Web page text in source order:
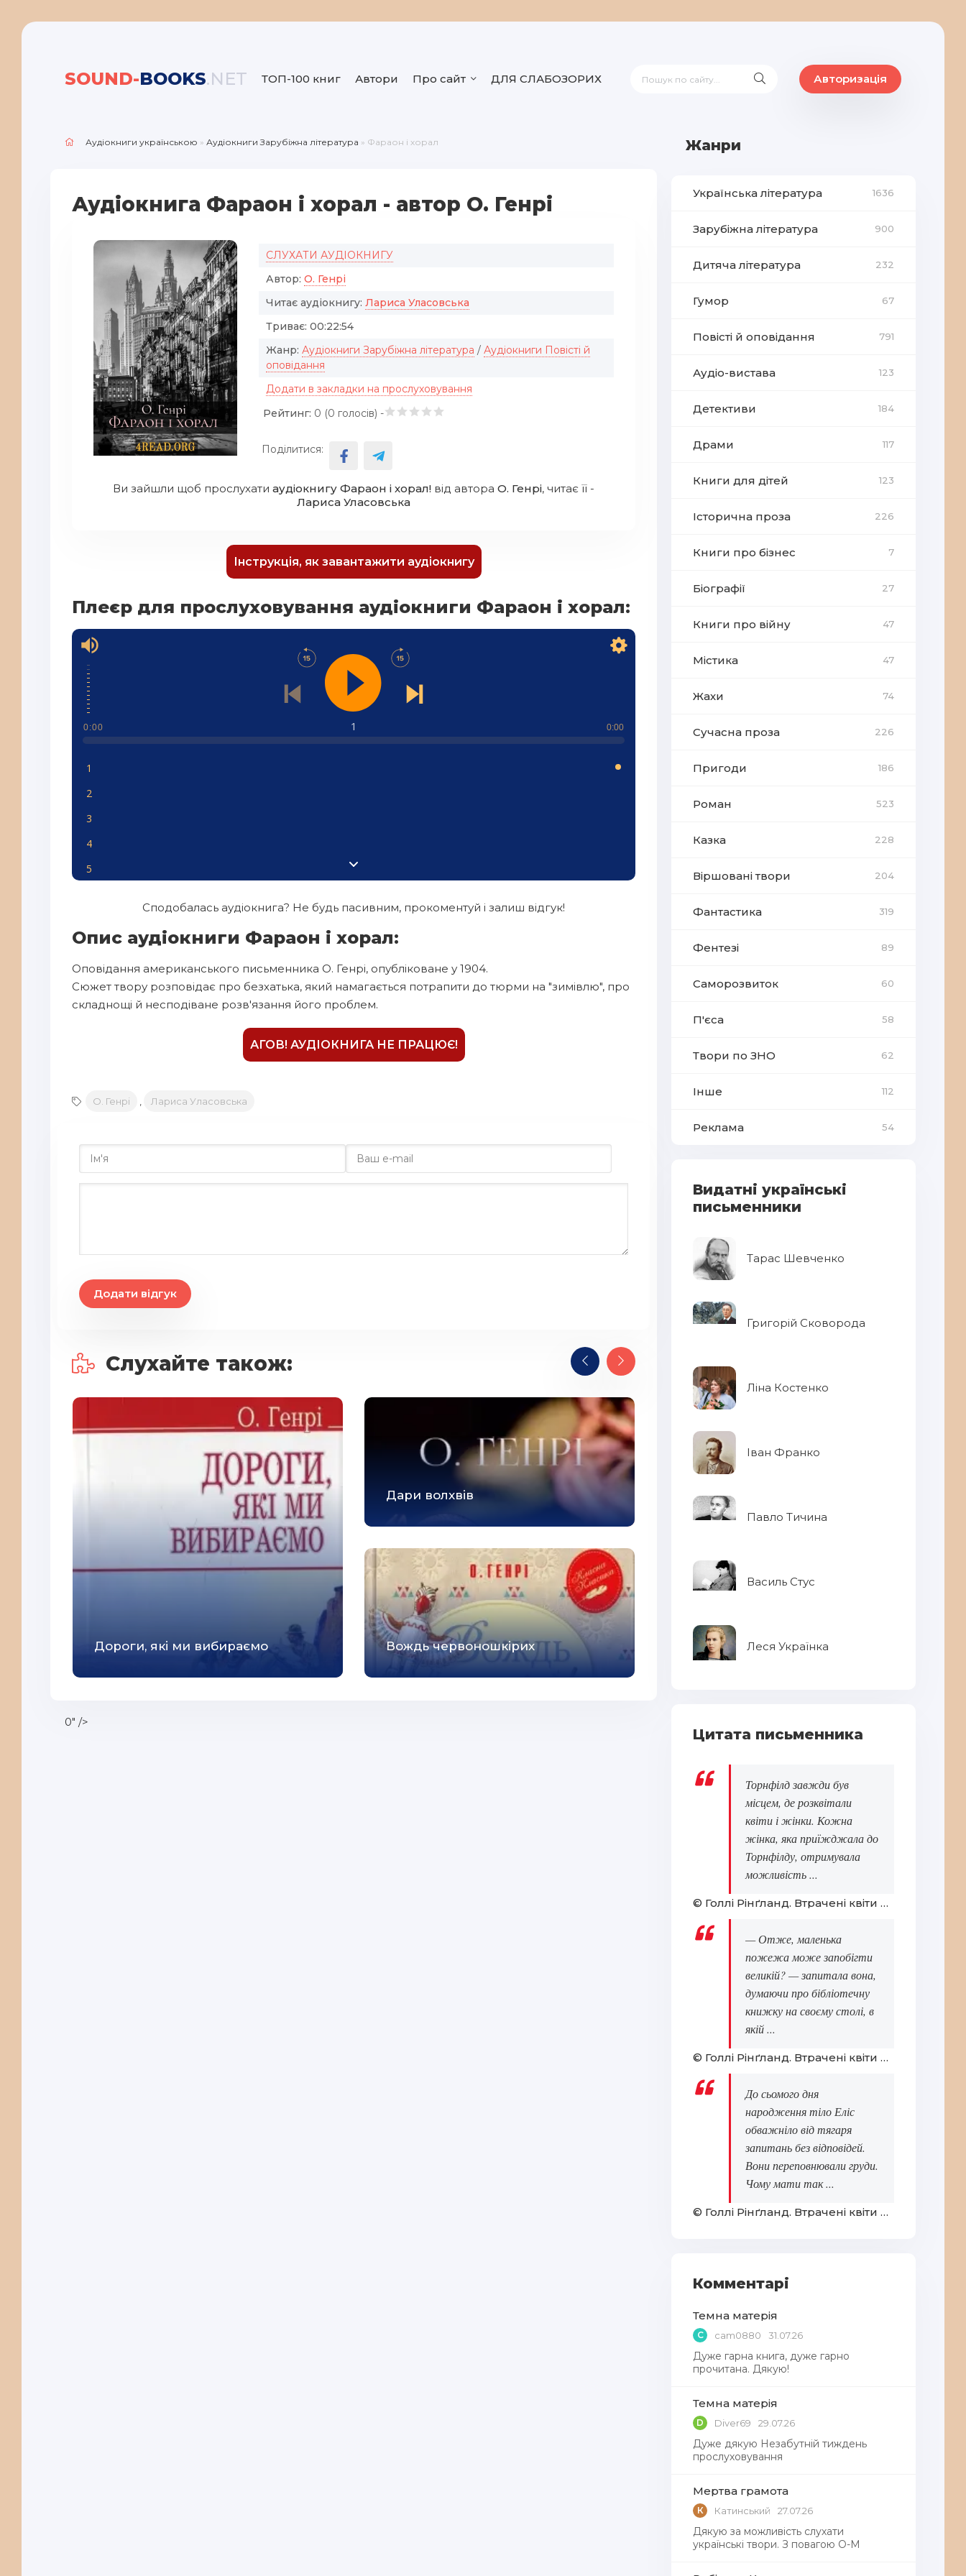
SOUND-BOOKS.NET ТОП-100 книг Автори Про сайт ДЛЯ СЛАБОЗОРИХ Авторизація
Аудіокниги українською » Аудіокниги Зарубіжна література » Фараон і хорал
Аудіокнига Фараон і хорал - автор О. Генрі
СЛУХАТИ АУДІОКНИГУ
Автор: О. Генрі
Читає аудіокнигу: Лариса Уласовська
Триває: 00:22:54
Жанр: Аудіокниги Зарубіжна література / Аудіокниги Повісті й
оповідання
Додати в закладки на прослуховування
Рейтинг: 0 (0 голосів) -
Поділитися:
Ви зайшли щоб прослухати аудіокнигу Фараон і хорал! від автора О. Генрі, читає її -
Лариса Уласовська
Інструкція, як завантажити аудіокнигу
Плеєр для прослуховування аудіокниги Фараон і хорал:
1
0:00 0:00
1
2
3
4
5
Сподобалась аудіокнига? Не будь пасивним, прокоментуй і залиш відгук!
Опис аудіокниги Фараон і хорал:
Оповідання американського письменника О. Генрі, опубліковане у 1904.
Сюжет твору розповідає про безхатька, який намагається потрапити до тюрми на "зимівлю", про
складнощі й несподіване розв'язання його проблем.
АГОВ! АУДІОКНИГА НЕ ПРАЦЮЄ!
О. Генрі Лариса Уласовська
Додати відгук
Слухайте також:
Дороги, які ми вибираємо
Дари волхвів
Вождь червоношкірих Сендвіч із шинкою
0" />
Жанри
Українська література 1636
Зарубіжна література 900
Дитяча література 232
Гумор 67
Повісті й оповідання 791
Аудіо-вистава 123
Детективи 184
Драми 117
Книги для дітей 123
Історична проза 226
Книги про бізнес 7
Біографії 27
Книги про війну 47
Містика 47
Жахи 74
Сучасна проза 226
Пригоди 186
Роман 523
Казка 228
Віршовані твори 204
Фантастика 319
Фентезі 89
Саморозвиток 60
П'єса 58
Твори по ЗНО 62
Інше 112
Реклама 54
Видатні українські
письменники
Тарас Шевченко
Григорій Сковорода
Ліна Костенко
Іван Франко
Павло Тичина
Василь Стус
Леся Українка
Цитата письменника
Торнфілд завжди був
місцем, де розквітали
квіти і жінки. Кожна
жінка, яка приїжджала до
Торнфілду, отримувала
можливість ...
© Голлі Рінґланд. Втрачені квіти Еліс Гарт
— Отже, маленька
пожежа може запобігти
великій? — запитала вона,
думаючи про бібліотечну
книжку на своєму столі, в
якій ...
© Голлі Рінґланд. Втрачені квіти Еліс Гарт
До сьомого дня
народження тіло Еліс
обважніло від тягаря
запитань без відповідей.
Вони переповнювали груди.
Чому мати так ...
© Голлі Рінґланд. Втрачені квіти Еліс Гарт
Комментарі
Темна матерія
C cam0880 31.07.26
Дуже гарна книга, дуже гарно
прочитана. Дякую!
Темна матерія
D Diver69 29.07.26
Дуже дякую Незабутній тиждень
прослуховування
Мертва грамота
К Катинський 27.07.26
Дякую за можливість слухати
українські твори. З повагою О-М